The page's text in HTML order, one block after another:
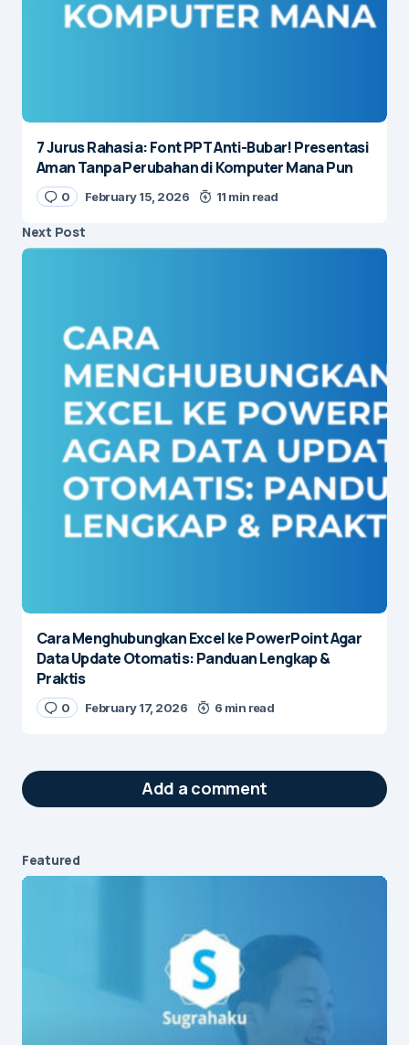
7 Jurus Rahasia: Font PPT Anti-Bubar! Presentasi
Aman Tanpa Perubahan di Komputer Mana Pun
0 February 15, 2026 11 min read
Next Post
Cara Menghubungkan Excel ke PowerPoint Agar
Data Update Otomatis: Panduan Lengkap &
Praktis
0 February 17, 2026 6 min read
Add a comment
Featured